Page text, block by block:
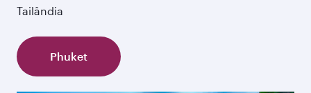
Tailândia
Phuket